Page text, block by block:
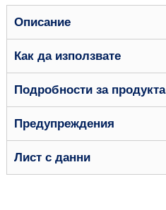
Описание
Как да използвате
Подробности за продукта
Предупреждения
Лист с данни